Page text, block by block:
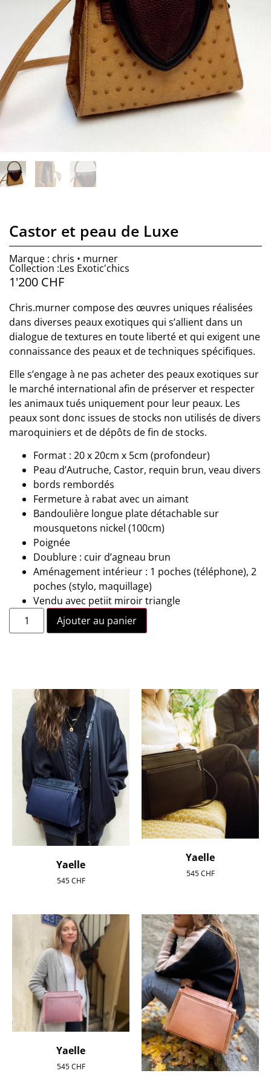
Castor et peau de Luxe
Marque : chris • murner
Collection :Les Exotic'chics
1'200 CHF
Chris.murner compose des œuvres uniques réalisées
dans diverses peaux exotiques qui s’allient dans un
dialogue de textures en toute liberté et qui exigent une
connaissance des peaux et de techniques spécifiques.
Elle s’engage à ne pas acheter des peaux exotiques sur
le marché international afin de préserver et respecter
les animaux tués uniquement pour leur peaux. Les
peaux sont donc issues de stocks non utilisés de divers
maroquiniers et de dépôts de fin de stocks.
Format : 20 x 20cm x 5cm (profondeur)
Peau d’Autruche, Castor, requin brun, veau divers
bords rembordés
Fermeture à rabat avec un aimant
Bandoulière longue plate détachable sur
mousquetons nickel (100cm)
Poignée
Doublure : cuir d’agneau brun
Aménagement intérieur : 1 poches (téléphone), 2
poches (stylo, maquillage)
Vendu avec petiit miroir triangle
Ajouter au panier
Yaelle
545CHF
Yaelle
545CHF
Yaelle
545CHF